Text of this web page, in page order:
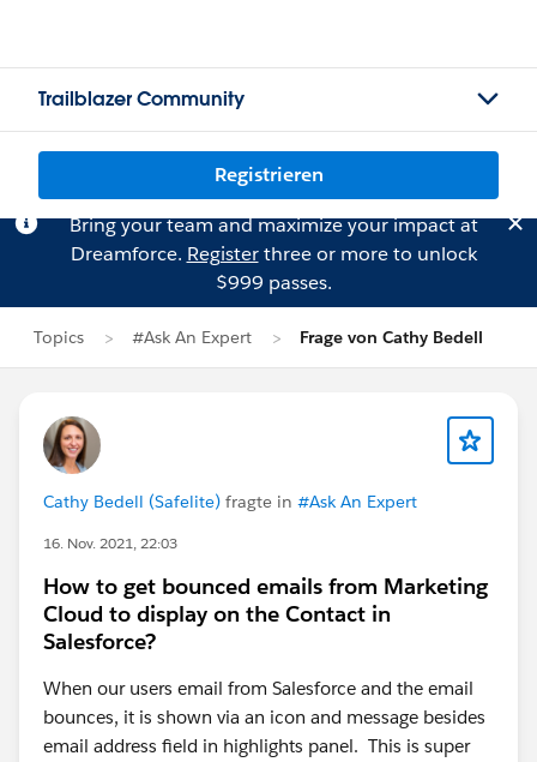
Trailblazer Community
Registrieren
Bring your team and maximize your impact at
Dreamforce. Registerthree or more to unlock
$999 passes.
Topics #Ask An Expert Frage von Cathy Bedell
Cathy Bedell (Safelite) fragte in #Ask An Expert
16. Nov. 2021, 22:03
How to get bounced emails from Marketing
Cloud to display on the Contact in
Salesforce?
When our users email from Salesforce and the email
bounces, it is shown via an icon and message besides
email address field in highlights panel. This is super